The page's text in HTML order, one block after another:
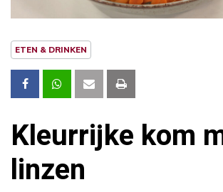
ETEN & DRINKEN
Kleurrijke kom
linzen